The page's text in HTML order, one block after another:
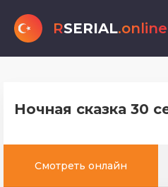
RSERIAL.online
Ночная сказка 30
Смотреть онлайн